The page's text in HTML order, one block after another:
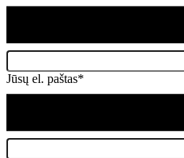
Jūsų el. paštas*